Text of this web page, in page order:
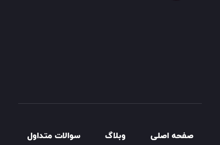
صفحه اصلی وبلاگ
سوالات متداول